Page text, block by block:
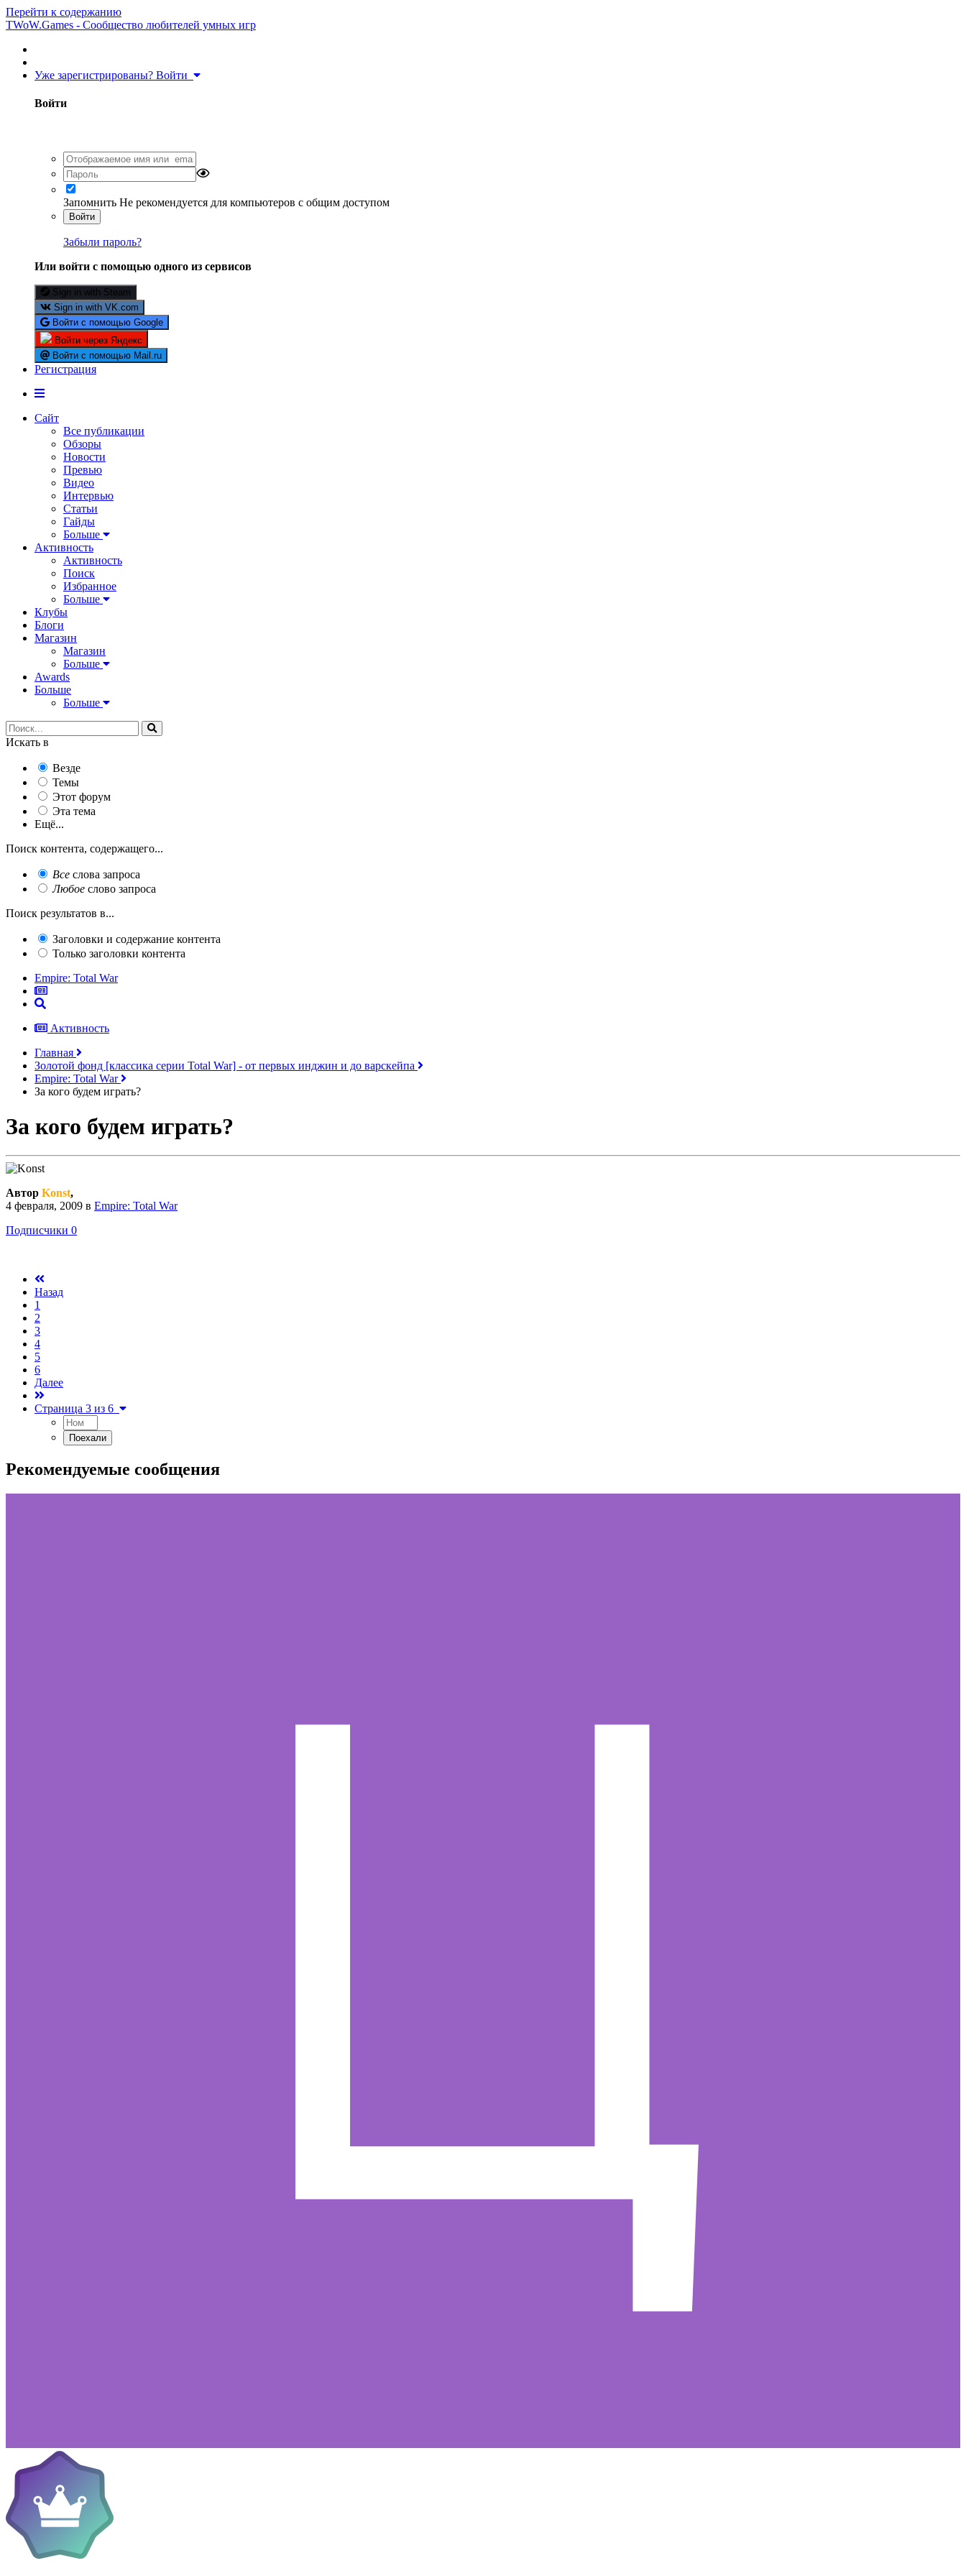
Перейти к содержанию
TWoW.Games - Сообщество любителей умных игр
Уже зарегистрированы? Войти
Войти
Запомнить Не рекомендуется для компьютеров с общим доступом
Войти
Забыли пароль?
Или войти с помощью одного из сервисов
Sign in with Steam
Sign in with VK.com
Войти с помощью Google
Войти через Яндекс
Войти с помощью Mail.ru
Регистрация
Сайт
Все публикации
Обзоры
Новости
Превью
Видео
Интервью
Статьи
Гайды
Больше
Активность
Активность
Поиск
Избранное
Больше
Клубы
Блоги
Магазин
Магазин
Больше
Awards
Больше
Больше
Искать в
Везде
Темы
Этот форум
Эта тема
Ещё...
Поиск контента, содержащего...
Все слова запроса
Любое слово запроса
Поиск результатов в...
Заголовки и содержание контента
Только заголовки контента
Empire: Total War
Активность
Главная
Золотой фонд [классика серии Total War] - от первых инджин и до варскейпа
Empire: Total War
За кого будем играть?
За кого будем играть?
Автор Konst,
4 февраля, 2009 в Empire: Total War
Подписчики 0
Назад
1
2
3
4
5
6
Далее
Страница 3 из 6
Рекомендуемые сообщения